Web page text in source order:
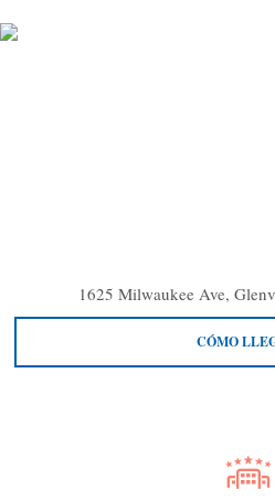
1625 Milwaukee Ave,
CÓMO